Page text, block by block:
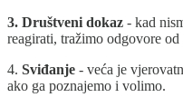
3. Društveni dokaz - kad
reagirati, tražimo odgovore od
4. Sviđanje - veća je
ako ga poznajemo i volimo.